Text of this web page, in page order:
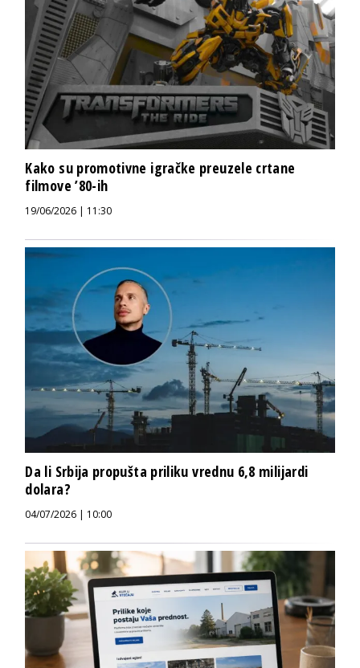
Kako su promotivne igračke preuzele crtane
filmove ’80-ih
19/06/2026 | 11:30
Da li Srbija propušta priliku vrednu 6,8 milijardi
dolara?
04/07/2026 | 10:00